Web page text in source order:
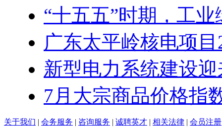
“十五五”时期，工业
广东太平岭核电项
新型电力系统建设迎
7月大宗商品价格指
关于我们 | 会务服务 | 咨询服务 | 诚聘英才 | 相关法律 | 会员注册